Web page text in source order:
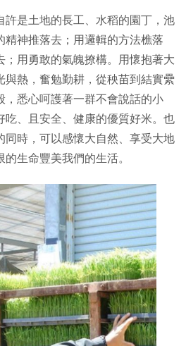
許是土地的長工、水稻的園丁，池
精神推落去；用邏輯的方法樵落
；用勇敢的氣魄撩構。用懷抱著大
與熱，奮勉勤耕，從秧苗到結實纍
，悉心呵護著一群不會說話的小
吃、且安全、健康的優質好米。也
同時，可以感懷大自然、享受大地
生命豐美我們的生活。